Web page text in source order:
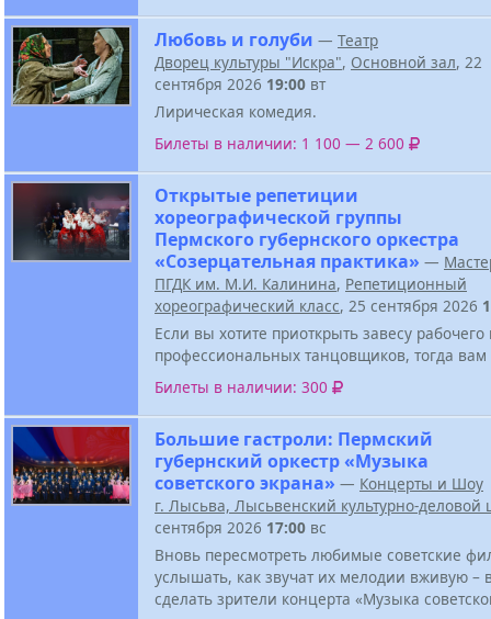
Любовь и голуби — Театр
Дворец культуры "Искра", Основной зал, 22
сентября 2026 19:00 вт
Лирическая комедия.
Билеты в наличии: 1 100 — 2 600
Открытые репетиции
хореографической группы
Пермского губернского оркестра
«Созерцательная практика» —
ПГДК им. М.И. Калинина, Репетиционный
хореографический класс, 25 сентября 2026
Если вы хотите приоткрыть завесу рабочего
профессиональных танцовщиков, тогда
Билеты в наличии: 300
Большие гастроли: Пермский
губернский оркестр «Музыка
советского экрана» — Концерты и Шоу
г. Лысьва, Лысьвенский культурно-деловой
сентября 2026 17:00 вс
Вновь пересмотреть любимые советские
услышать, как звучат их мелодии вживую –
сделать зрители концерта «Музыка